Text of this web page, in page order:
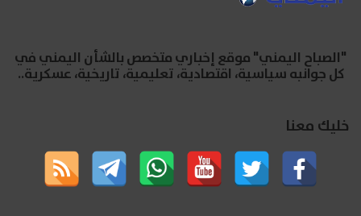
"الصباح اليمني" موقع إخباري متخصص بالشأن اليمني في
كل جوانبه سياسية، اقتصادية، تعليمية، تاريخية، عسكرية..
خليك معنا